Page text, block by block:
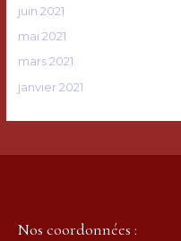
juin 2021
mai 2021
mars 2021
janvier 2021
Nos coordonnées :